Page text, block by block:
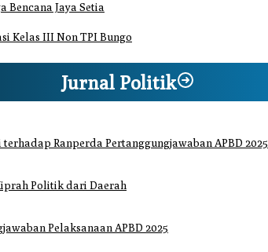
Bencana Jaya Setia
Kelas III Non TPI Bungo
Jurnal Politik
Ranperda Pertanggungjawaban APBD 2025
Politik dari Daerah
Pelaksanaan APBD 2025